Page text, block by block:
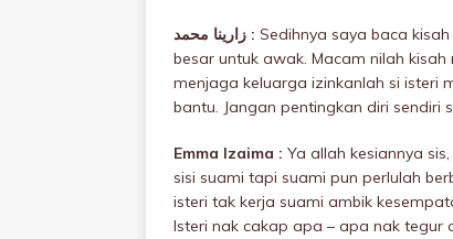
زارينا محمد : Sedihnya saya baca
besar untuk awak. Macam nilah
menjaga keluarga izinkanlah si isteri
bantu. Jangan pentingkan diri sendiri
Emma Izaima : Ya allah kesiannya
sisi suami tapi suami pun perlulah
isteri tak kerja suami ambik
Isteri nak cakap apa – apa nak